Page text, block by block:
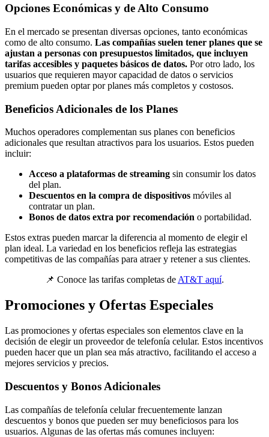
Opciones Económicas y de Alto Consumo
En el mercado se presentan diversas opciones, tanto económicas
como de alto consumo. Las compañías suelen tener planes que se
ajustan a personas con presupuestos limitados, que incluyen
tarifas accesibles y paquetes básicos de datos. Por otro lado, los
usuarios que requieren mayor capacidad de datos o servicios
premium pueden optar por planes más completos y costosos.
Beneficios Adicionales de los Planes
Muchos operadores complementan sus planes con beneficios
adicionales que resultan atractivos para los usuarios. Estos pueden
incluir:
Acceso a plataformas de streaming sin consumir los datos
del plan.
Descuentos en la compra de dispositivos móviles al
contratar un plan.
Bonos de datos extra por recomendación o portabilidad.
Estos extras pueden marcar la diferencia al momento de elegir el
plan ideal. La variedad en los beneficios refleja las estrategias
competitivas de las compañías para atraer y retener a sus clientes.
📌 Conoce las tarifas completas deAT&T aquí.
Promociones y Ofertas Especiales
Las promociones y ofertas especiales son elementos clave en la
decisión de elegir un proveedor de telefonía celular. Estos incentivos
pueden hacer que un plan sea más atractivo, facilitando el acceso a
mejores servicios y precios.
Descuentos y Bonos Adicionales
Las compañías de telefonía celular frecuentemente lanzan
descuentos y bonos que pueden ser muy beneficiosos para los
usuarios. Algunas de las ofertas más comunes incluyen: